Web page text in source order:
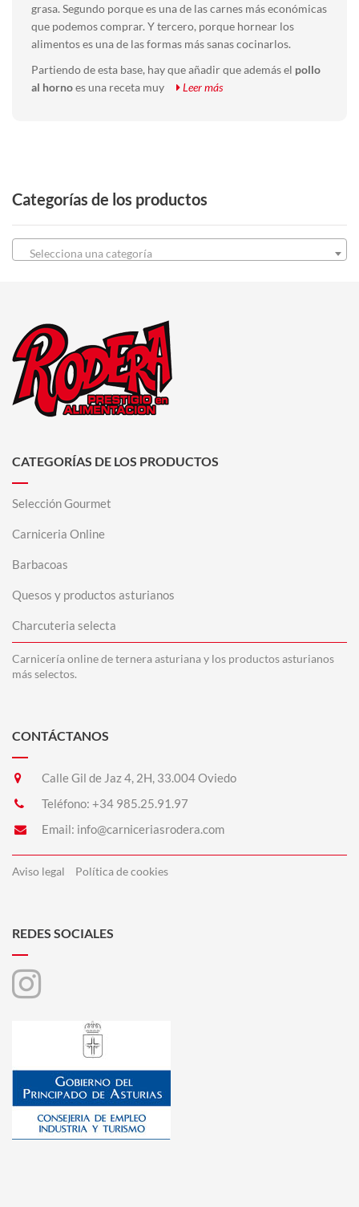
grasa. Segundo porque es una de las carnes más económicas
que podemos comprar. Y tercero, porque hornear los
alimentos es una de las formas más sanas cocinarlos.
Partiendo de esta base, hay que añadir que además el pollo
al hornoes una receta muy Leer más
Categorías de los productos
Selecciona una categoría
CATEGORÍAS DE LOS PRODUCTOS
Selección Gourmet
Carniceria Online
Barbacoas
Quesos y productos asturianos
Charcuteria selecta
Carnicería online de ternera asturiana y los productos asturianos
más selectos.
CONTÁCTANOS
Calle Gil de Jaz 4, 2H, 33.004 Oviedo
Teléfono: +34 985.25.91.97
Email: info@carniceriasrodera.com
Aviso legal Política de cookies
REDES SOCIALES